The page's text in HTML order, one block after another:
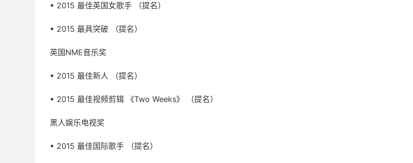
▪ 2015 最佳英国女歌手 （提名）
▪ 2015 最具突破 （提名）
英国NME音乐奖
▪ 2015 最佳新人 （提名）
▪ 2015 最佳视频剪辑 《Two Weeks》 （提名）
黑人娱乐电视奖
▪ 2015 最佳国际歌手 （提名）